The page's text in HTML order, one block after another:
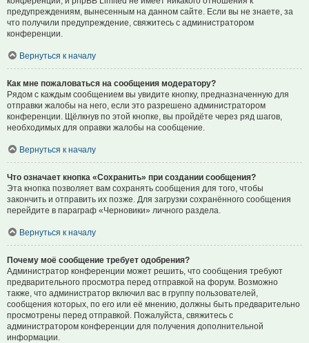
предупреждениям, вынесенным на данном сайте. Если вы не знаете, за
что получили предупреждение, свяжитесь с администратором
конференции.
Вернуться к началу
Как мне пожаловаться на сообщения модератору?
Рядом с каждым сообщением вы увидите кнопку, предназначенную для
отправки жалобы на него, если это разрешено администратором
конференции. Щёлкнув по этой кнопке, вы пройдёте через ряд шагов,
необходимых для оправки жалобы на сообщение.
Вернуться к началу
Что означает кнопка «Сохранить» при создании сообщения?
Эта кнопка позволяет вам сохранять сообщения для того, чтобы
закончить и отправить их позже. Для загрузки сохранённого сообщения
перейдите в параграф «Черновики» личного раздела.
Вернуться к началу
Почему моё сообщение требует одобрения?
Администратор конференции может решить, что сообщения требуют
предварительного просмотра перед отправкой на форум. Возможно
также, что администратор включил вас в группу пользователей,
сообщения которых, по его или её мнению, должны быть предварительно
просмотрены перед отправкой. Пожалуйста, свяжитесь с
администратором конференции для получения дополнительной
информации.